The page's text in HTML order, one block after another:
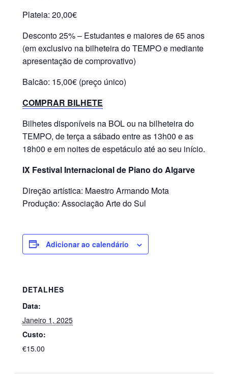
Plateia: 20,00€
Desconto 25% – Estudantes e maiores de 65 anos
(em exclusivo na bilheteira do TEMPO e mediante
apresentação de comprovativo)
Balcão: 15,00€ (preço único)
COMPRAR BILHETE
Bilhetes disponíveis na BOL ou na bilheteira do
TEMPO, de terça a sábado entre as 13h00 e as
18h00 e em noites de espetáculo até ao seu início.
IX Festival Internacional de Piano do Algarve
Direção artística: Maestro Armando Mota
Produção: Associação Arte do Sul
Adicionar ao calendário
DETALHES
Data:
Janeiro 1, 2025
Custo:
€15.00